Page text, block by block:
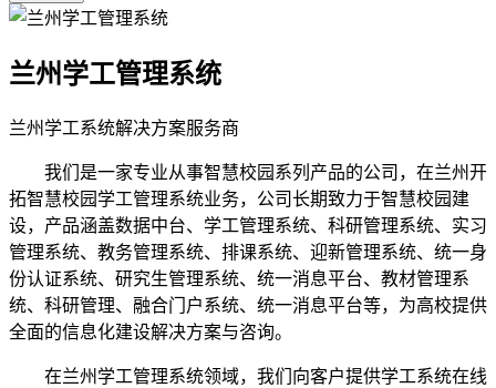
兰州学工管理系统
兰州学工系统解决方案服务商
我们是一家专业从事智慧校园系列产品的公司，在兰州开
拓智慧校园学工管理系统业务，公司长期致力于智慧校园建
设，产品涵盖数据中台、学工管理系统、科研管理系统、实习
管理系统、教务管理系统、排课系统、迎新管理系统、统一身
份认证系统、研究生管理系统、统一消息平台、教材管理系
统、科研管理、融合门户系统、统一消息平台等，为高校提供
全面的信息化建设解决方案与咨询。
在兰州学工管理系统领域，我们向客户提供学工系统在线